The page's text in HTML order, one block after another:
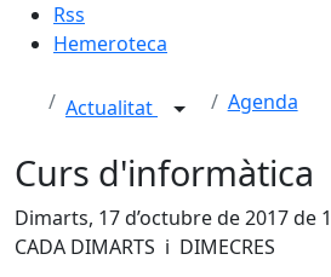
Rss
Hemeroteca
Actualitat Agenda
Curs d'informàtica
Dimarts, 17 d’octubre de 2017 de
CADA DIMARTS i DIMECRES